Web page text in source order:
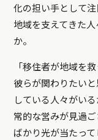
化の担い手として
地域を支えてきた
か。
「移住者が地域を
彼らが関わりたい
している人々がい
常的な営みが見過
ばかり光が当たって